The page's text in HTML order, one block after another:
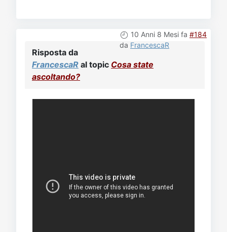
10 Anni 8 Mesi fa #184
da FrancescaR
Risposta da
FrancescaR al topic Cosa state
ascoltando?